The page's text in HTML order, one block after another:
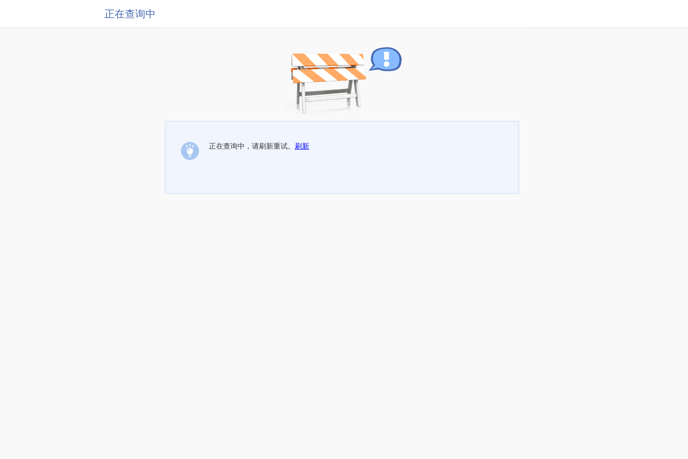
正在查询中
正在查询中，请刷新重试。 刷新